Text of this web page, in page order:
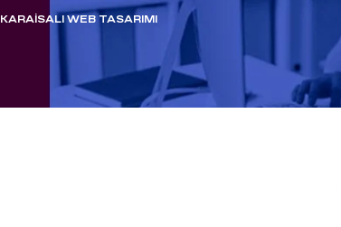
KARAISALI WEB TASARIMI